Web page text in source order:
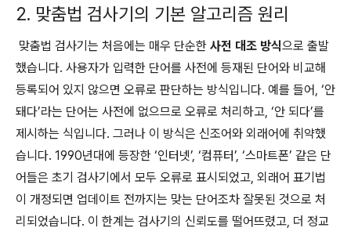
2. 맞춤법 검사기의 기본 알고리즘 원리
맞춤법 검사기는 처음에는 매우 단순한 사전 대조 방식으로 출발
했습니다. 사용자가 입력한 단어를 사전에 등재된 단어와 비교해
등록되어 있지 않으면 오류로 판단하는 방식입니다. 예를 들어, ‘안
돼다’라는 단어는 사전에 없으므로 오류로 처리하고, ‘안 되다’를
제시하는 식입니다. 그러나 이 방식은 신조어와 외래어에 취약했
습니다. 1990년대에 등장한 ‘인터넷’, ‘컴퓨터’, ‘스마트폰’ 같은 단
어들은 초기 검사기에서 모두 오류로 표시되었고, 외래어 표기법
이 개정되면 업데이트 전까지는 맞는 단어조차 잘못된 것으로 처
리되었습니다. 이 한계는 검사기의 신뢰도를 떨어뜨렸고, 더 정교